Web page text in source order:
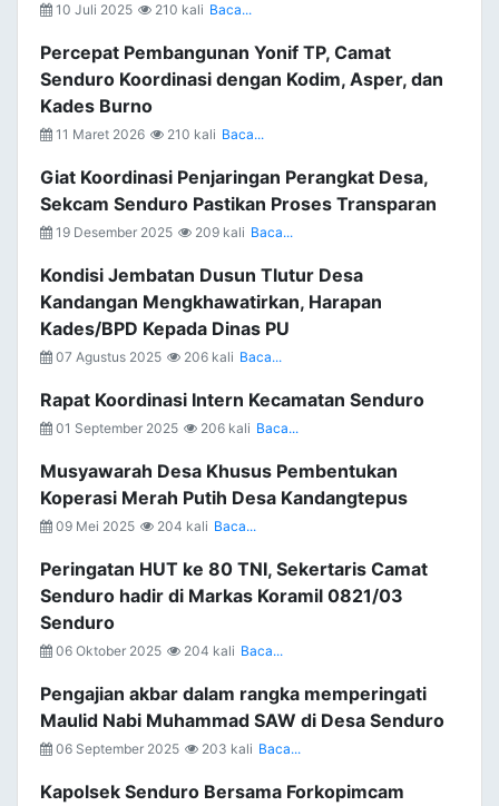
10 Juli 2025 210 kali Baca...
Percepat Pembangunan Yonif TP, Camat
Senduro Koordinasi dengan Kodim, Asper, dan
Kades Burno
11 Maret 2026 210 kali Baca...
Giat Koordinasi Penjaringan Perangkat Desa,
Sekcam Senduro Pastikan Proses Transparan
19 Desember 2025 209 kali Baca...
Kondisi Jembatan Dusun Tlutur Desa
Kandangan Mengkhawatirkan, Harapan
Kades/BPD Kepada Dinas PU
07 Agustus 2025 206 kali Baca...
Rapat Koordinasi Intern Kecamatan Senduro
01 September 2025 206 kali Baca...
Musyawarah Desa Khusus Pembentukan
Koperasi Merah Putih Desa Kandangtepus
09 Mei 2025 204 kali Baca...
Peringatan HUT ke 80 TNI, Sekertaris Camat
Senduro hadir di Markas Koramil 0821/03
Senduro
06 Oktober 2025 204 kali Baca...
Pengajian akbar dalam rangka memperingati
Maulid Nabi Muhammad SAW di Desa Senduro
06 September 2025 203 kali Baca...
Kapolsek Senduro Bersama Forkopimcam